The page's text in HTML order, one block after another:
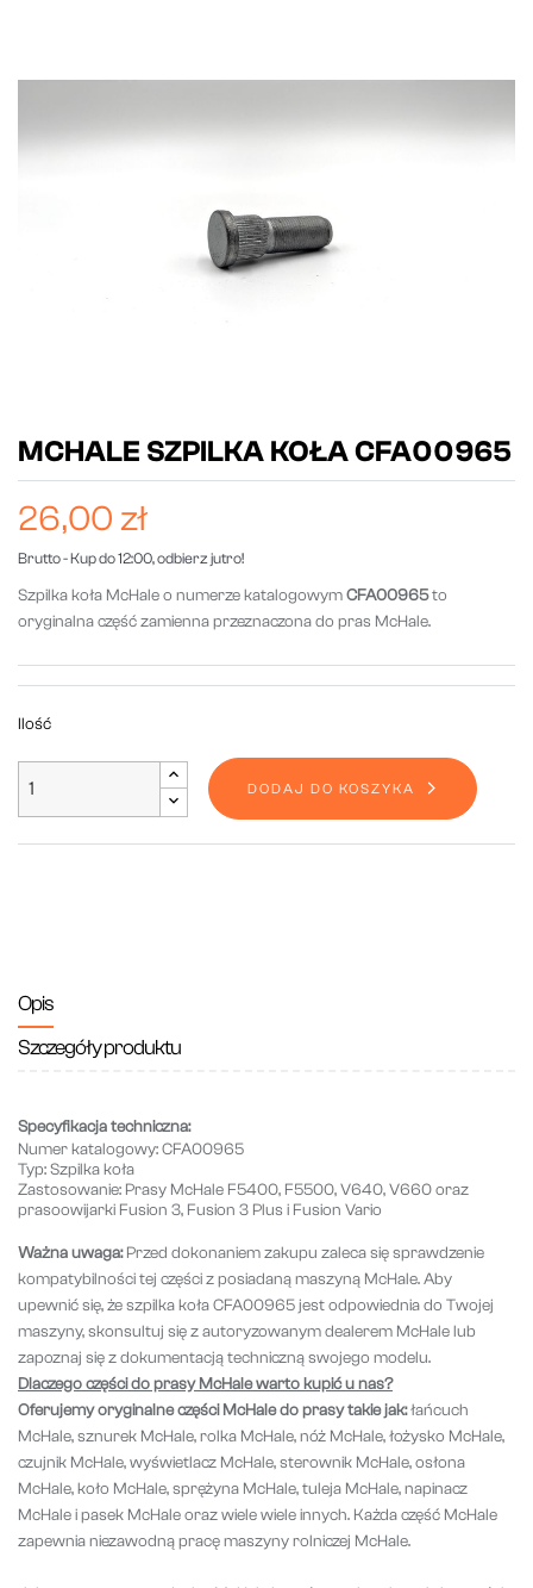
MCHALE SZPILKA KOŁA CFA00965
26,00 zł
Brutto- Kup do 12:00, odbierz jutro!
Szpilka koła McHale o numerze katalogowymCFA00965to
oryginalna część zamienna przeznaczona do pras McHale.
Ilość
DODAJ DO KOSZYKA
Opis
Szczegóły produktu
Specyfikacja techniczna:
Numer katalogowy:CFA00965
Typ:Szpilka koła
Zastosowanie: Prasy McHale F5400, F5500, V640, V660 oraz
prasoowijarki Fusion 3, Fusion 3 Plus i Fusion Vario
Ważna uwaga:Przed dokonaniem zakupu zaleca się sprawdzenie
kompatybilności tej części z posiadaną maszyną McHale. Aby
upewnić się, że szpilka koła CFA00965 jest odpowiednia do Twojej
maszyny, skonsultuj się z autoryzowanym dealerem McHale lub
zapoznaj się z dokumentacją techniczną swojego modelu.
Dlaczego części do prasy McHale warto kupić u nas?
Oferujemy oryginalne części McHale do prasy takie jak:łańcuch
McHale, sznurek McHale, rolka McHale, nóż McHale, łożysko McHale,
czujnik McHale, wyświetlacz McHale, sterownik McHale, osłona
McHale, koło McHale, sprężyna McHale, tuleja McHale, napinacz
McHale i pasek McHale oraz wiele wiele innych. Każda część McHale
zapewnia niezawodną pracę maszyny rolniczej McHale.